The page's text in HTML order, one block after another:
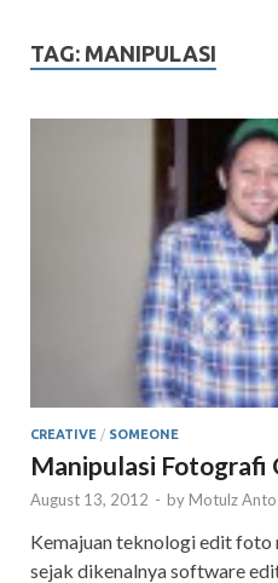
TAG: MANIPULASI
CREATIVE / SOMEONE
Manipulasi Fotografi
August 13, 2012 - by Motulz Anto
Kemajuan teknologi edit foto
sejak dikenalnya software